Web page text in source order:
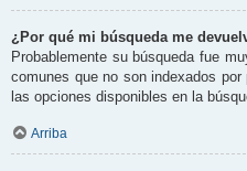
¿Por qué mi búsqueda me
Probablemente su búsqueda fue
comunes que no son indexados
las opciones disponibles en la
Arriba